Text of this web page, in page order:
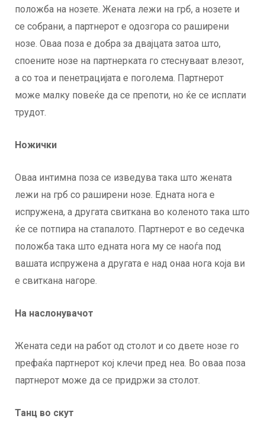
положба на нозете. Жената лежи на грб, а нозете и
се собрани, а партнерот е одозгора со раширени
нозе. Оваа поза е добра за двајцата затоа што,
споените нозе на партнерката го стеснуваат влезот,
а со тоа и пенетрацијата е поголема. Партнерот
може малку повеќе да се препоти, но ќе се исплати
трудот.
Ножички
Оваа интимна поза се изведува така што жената
лежи на грб со раширени нозе. Едната нога е
испружена, а другата свиткана во коленото така што
ќе се потпира на стапалото. Партнерот е во седечка
положба така што едната нога му се наоѓа под
вашата испружена а другата е над онаа нога која ви
е свиткана нагоре.
На наслонувачот
Жената седи на работ од столот и со двете нозе го
префаќа партнерот кој клечи пред неа. Во оваа поза
партнерот може да се придржи за столот.
Танц во скут